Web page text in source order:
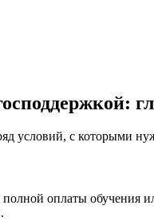
условий, с которыми
оплаты обучения